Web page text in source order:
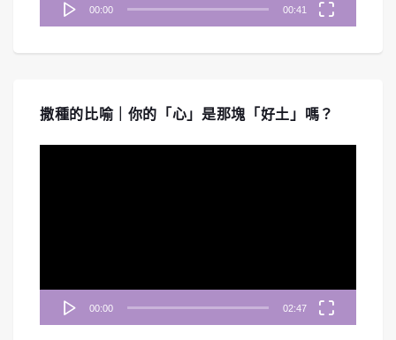
00:00 00:41
撒種的比喻｜你的「心」是那塊「好土」嗎？
00:00 02:47